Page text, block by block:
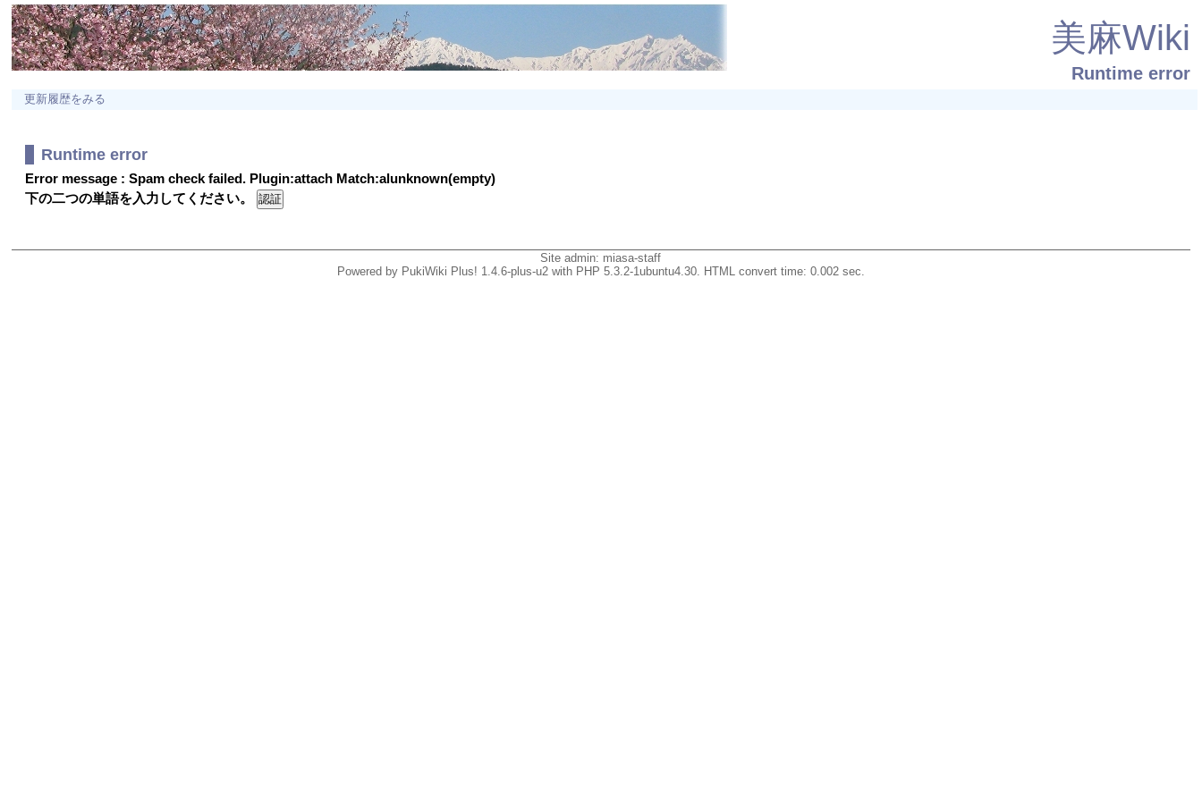
美麻Wiki
Runtime error
更新履歴をみる
Runtime error
Error message : Spam check failed. Plugin:attach Match:alunknown(empty)
下の二つの単語を入力してください。
Site admin: miasa-staff
Powered by PukiWiki Plus! 1.4.6-plus-u2 with PHP 5.3.2-1ubuntu4.30. HTML convert time: 0.002 sec.